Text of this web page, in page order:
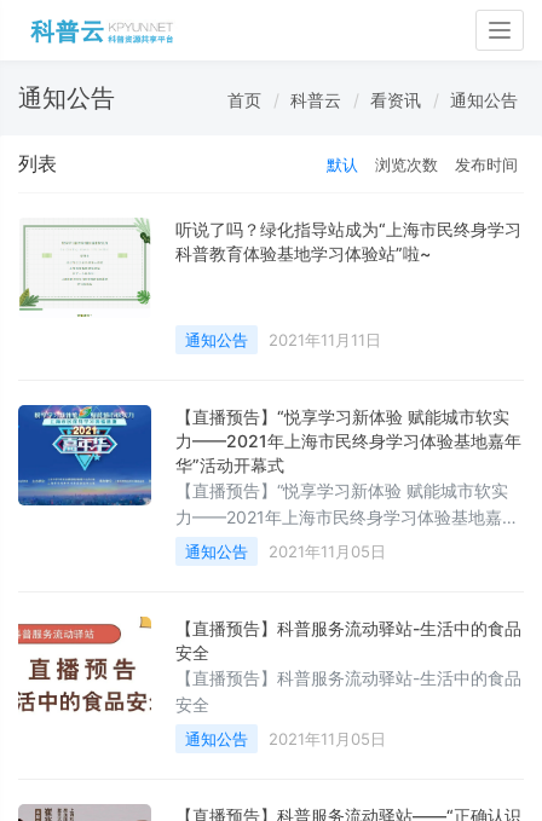
通知公告 首页 科普云 看资讯 通知公告
列表 默认 浏览次数 发布时间
听说了吗？绿化指导站成为“上海市民终身学习
科普教育体验基地学习体验站”啦~
通知公告 2021年11月11日
【直播预告】“悦享学习新体验 赋能城市软实
力——2021年上海市民终身学习体验基地嘉年
华”活动开幕式
【直播预告】“悦享学习新体验 赋能城市软实
力——2021年上海市民终身学习体验基地嘉年
华”活动开幕式
通知公告 2021年11月05日
【直播预告】科普服务流动驿站-生活中的食品
安全
【直播预告】科普服务流动驿站-生活中的食品
安全
通知公告 2021年11月05日
【直播预告】科普服务流动驿站——“正确认识